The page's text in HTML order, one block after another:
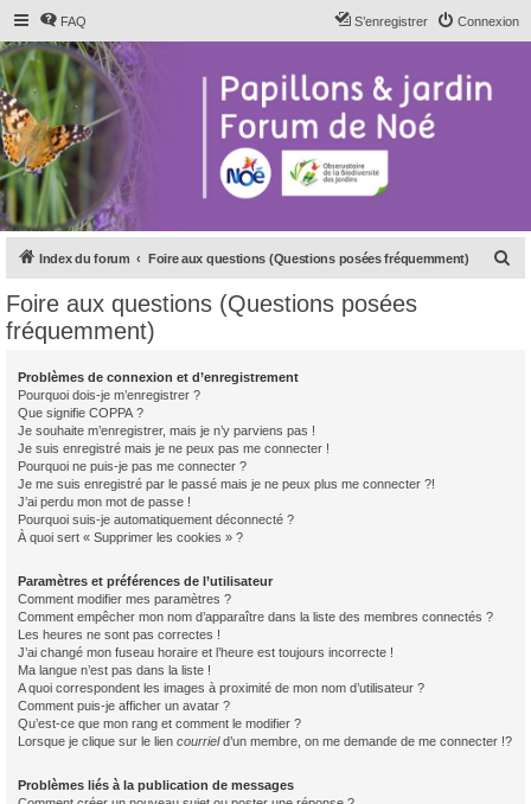
FAQ Connexion
S’enregistrer
Index du forum Foire aux questions (Questions posées fréquemment)
Foire aux questions (Questions posées
fréquemment)
Problèmes de connexion et d’enregistrement
Pourquoi dois-je m’enregistrer ?
Que signifie COPPA ?
Je souhaite m’enregistrer, mais je n’y parviens pas !
Je suis enregistré mais je ne peux pas me connecter !
Pourquoi ne puis-je pas me connecter ?
Je me suis enregistré par le passé mais je ne peux plus me connecter ?!
J’ai perdu mon mot de passe !
Pourquoi suis-je automatiquement déconnecté ?
À quoi sert « Supprimer les cookies » ?
Paramètres et préférences de l’utilisateur
Comment modifier mes paramètres ?
Comment empêcher mon nom d’apparaître dans la liste des membres connectés ?
Les heures ne sont pas correctes !
J’ai changé mon fuseau horaire et l’heure est toujours incorrecte !
Ma langue n’est pas dans la liste !
A quoi correspondent les images à proximité de mon nom d’utilisateur ?
Comment puis-je afficher un avatar ?
Qu’est-ce que mon rang et comment le modifier ?
Lorsque je clique sur le lien courrield’un membre, on me demande de me connecter !?
Problèmes liés à la publication de messages